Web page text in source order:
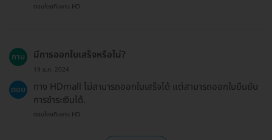
ตอบโดยทีมงาน HD
ถาม มีการออกใบเสร็จหรือไม่?
19 ธ.ค. 2024
ตอบ
ทาง HDmall ไม่สามารถออกใบเสร็จได้ แต่สามารถออกใบยืนยัน
การชำระเงินได้.
ตอบโดยทีมงาน HD